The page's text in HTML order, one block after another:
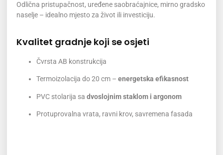
Odlična pristupačnost, uređene saobraćajnice, mirno gradsko
naselje – idealno mjesto za život ili investiciju.
Kvalitet gradnje koji se osjeti
Čvrsta AB konstrukcija
Termoizolacija do 20 cm – energetska efikasnost
PVC stolarija sa dvoslojnim staklom i argonom
Protuprovalna vrata, ravni krov, savremena fasada